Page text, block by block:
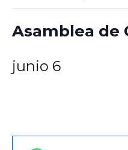
Asamblea de
junio 6